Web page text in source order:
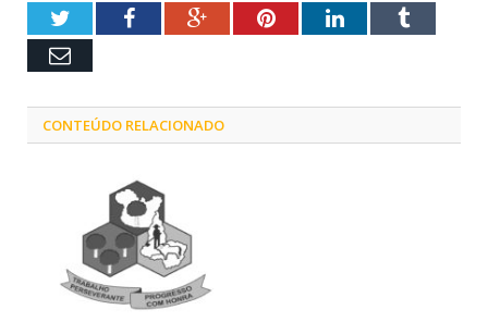
TwitterFacebookGoogle+PinterestLinkedInTumblr
Email
CONTEÚDO RELACIONADO